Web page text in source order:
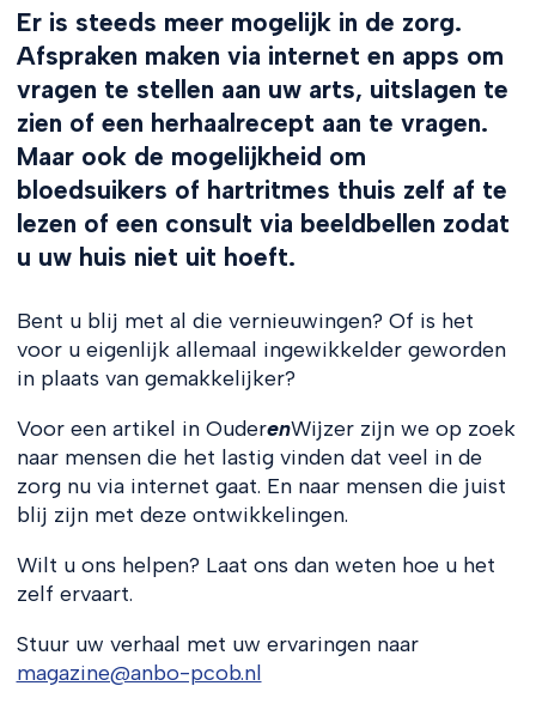
Er is steeds meer mogelijk in de zorg.
Afspraken maken via internet en apps om
vragen te stellen aan uw arts, uitslagen te
zien of een herhaalrecept aan te vragen.
Maar ook de mogelijkheid om
bloedsuikers of hartritmes thuis zelf af te
lezen of een consult via beeldbellen zodat
u uw huis niet uit hoeft.
Bent u blij met al die vernieuwingen? Of is het
voor u eigenlijk allemaal ingewikkelder geworden
in plaats van gemakkelijker?
Voor een artikel in OuderenWijzer zijn we op zoek
naar mensen die het lastig vinden dat veel in de
zorg nu via internet gaat. En naar mensen die juist
blij zijn met deze ontwikkelingen.
Wilt u ons helpen? Laat ons dan weten hoe u het
zelf ervaart.
Stuur uw verhaal met uw ervaringen naar
magazine@anbo-pcob.nl